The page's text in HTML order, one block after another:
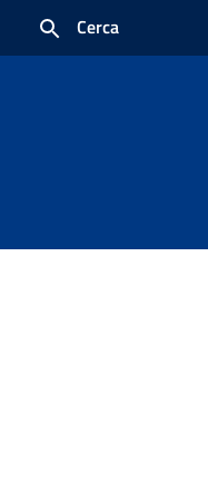
Cerca